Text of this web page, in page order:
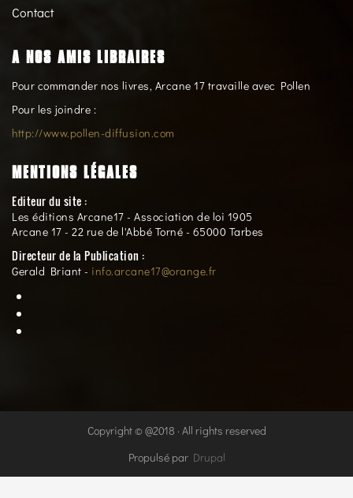
Contact
A NOS AMIS LIBRAIRES
Pour commander nos livres, Arcane 17 travaille avec Pollen
Pour les joindre :
http://www.pollen-diffusion.com
MENTIONS LÉGALES
Editeur du site :
Les éditions Arcane17 - Association de loi 1905
Arcane 17 - 22 rue de l'Abbé Torné - 65000 Tarbes
Directeur de la Publication :
Gerald Briant - info.arcane17@orange.fr
Copyright © @2018 · All rights reserved
Propulsé par Drupal